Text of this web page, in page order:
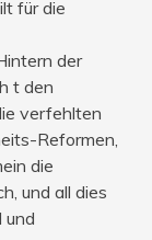
für die
der
t den
verfehlten
Reformen,
die
und all dies
und